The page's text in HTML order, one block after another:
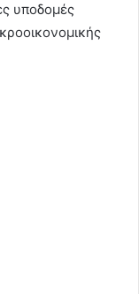
υποδομές